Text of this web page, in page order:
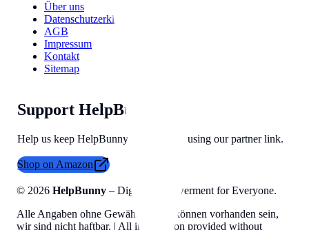
Über uns
Datenschutzerklärung
AGB
Impressum
Kontakt
Sitemap
Support HelpBunny
Help us keep HelpBunny tools free by using our partner link.
Shop on Amazon
© 2026 HelpBunny – Digital Empowerment for Everyone.
Alle Angaben ohne Gewähr, Fehler können vorhanden sein,
wir sind nicht haftbar. | All information provided without